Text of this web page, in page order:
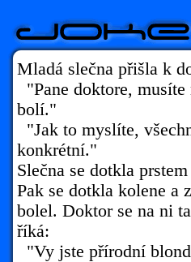
Mladá slečna přišla k
"Pane doktore,
bolí."
"Jak to myslíte,
konkrétní."
Slečna se dotkla
Pak se dotkla kolene a
bolel. Doktor se na ni
říká:
"Vy jste přírodní